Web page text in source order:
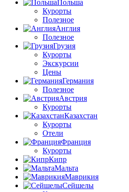
Польша
Курорты
Полезное
Англия
Полезное
Грузия
Курорты
Экскурсии
Цены
Германия
Полезное
Австрия
Курорты
Казахстан
Курорты
Отели
Франция
Курорты
Кипр
Мальта
Маврикия
Сейшелы